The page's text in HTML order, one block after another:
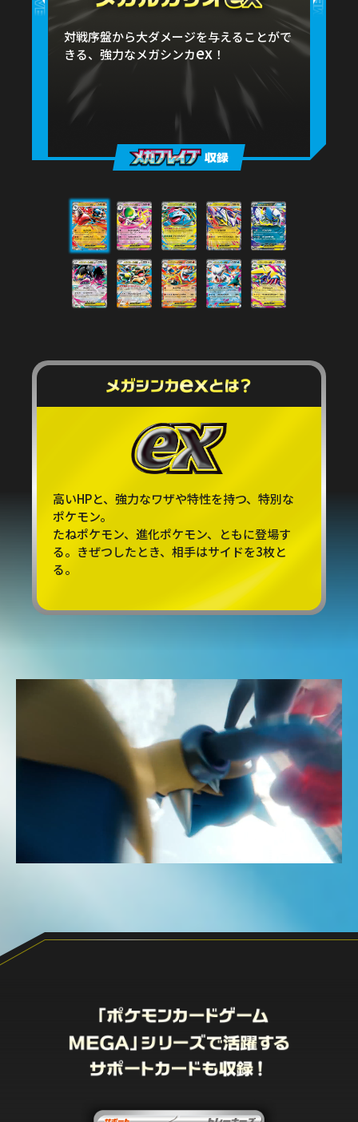
対戦序盤から大ダメージを与えることがで
きる、強力なメガシンカex ！
ex
ex
高いHPと、強力なワザや特性を持つ、特別な
ポケモン。
たねポケモン、進化ポケモン、ともに登場す
る。きぜつしたとき、相手はサイドを3枚と
る。